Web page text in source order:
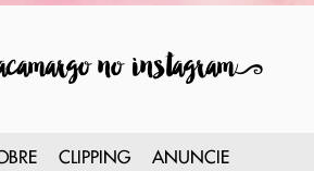
no instagram9
CLIPPING ANUNCIE